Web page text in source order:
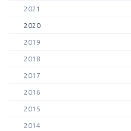
2021
2020
2019
2018
2017
2016
2015
2014